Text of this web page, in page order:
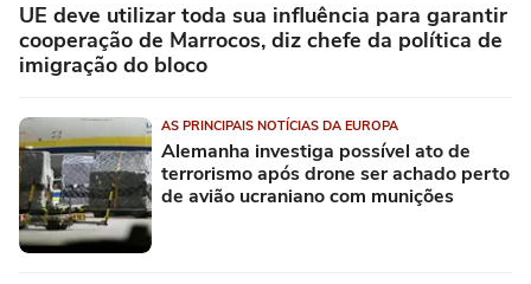
UE deve utilizar toda sua influência para garantir
cooperação de Marrocos, diz chefe da política de
imigração do bloco
AS PRINCIPAIS NOTÍCIAS DA EUROPA
Alemanha investiga possível ato de
terrorismo após drone ser achado perto
de avião ucraniano com munições